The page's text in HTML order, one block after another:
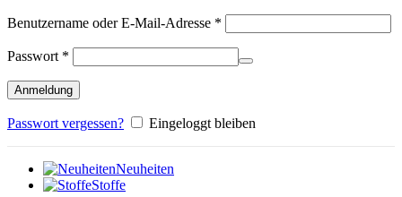
Benutzername oder E-Mail-Adresse *
Passwort *
Anmeldung
Passwort vergessen? Eingeloggt bleiben
Neuheiten
Stoffe